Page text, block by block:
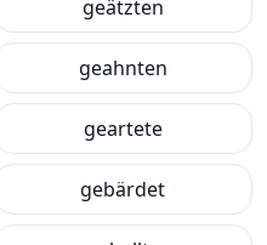
geätzten
geahnten
geartete
gebärdet